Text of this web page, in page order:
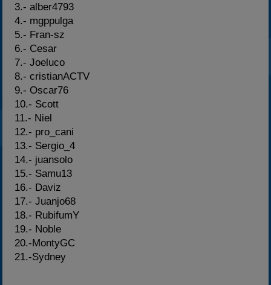
3.- alber4793
4.- mgppulga
5.- Fran-sz
6.- Cesar
7.- Joeluco
8.- cristianACTV
9.- Oscar76
10.- Scott
11.- Niel
12.- pro_cani
13.- Sergio_4
14.- juansolo
15.- Samu13
16.- Daviz
17.- Juanjo68
18.- RubifumY
19.- Noble
20.-MontyGC
21.-Sydney